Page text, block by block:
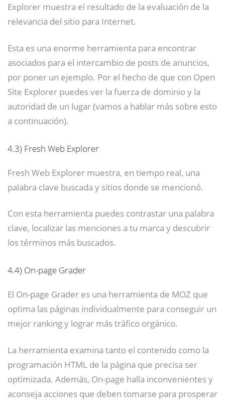
Explorer muestra el resultado de la evaluación de la
relevancia del sitio para Internet.
Esta es una enorme herramienta para encontrar
asociados para el intercambio de posts de anuncios,
por poner un ejemplo. Por el hecho de que con Open
Site Explorer puedes ver la fuerza de dominio y la
autoridad de un lugar (vamos a hablar más sobre esto
a continuación).
4.3) Fresh Web Explorer
Fresh Web Explorer muestra, en tiempo real, una
palabra clave buscada y sitios donde se mencionó.
Con esta herramienta puedes contrastar una palabra
clave, localizar las menciones a tu marca y descubrir
los términos más buscados.
4.4) On-page Grader
El On-page Grader es una herramienta de MOZ que
optima las páginas individualmente para conseguir un
mejor ranking y lograr más tráfico orgánico.
La herramienta examina tanto el contenido como la
programación HTML de la página que precisa ser
optimizada. Además, On-page halla inconvenientes y
aconseja acciones que deben tomarse para prosperar